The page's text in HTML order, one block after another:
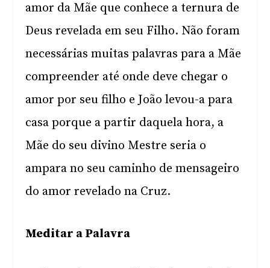
amor da Mãe que conhece a ternura de
Deus revelada em seu Filho. Não foram
necessárias muitas palavras para a Mãe
compreender até onde deve chegar o
amor por seu filho e João levou-a para
casa porque a partir daquela hora, a
Mãe do seu divino Mestre seria o
ampara no seu caminho de mensageiro
do amor revelado na Cruz.
Meditar a Palavra